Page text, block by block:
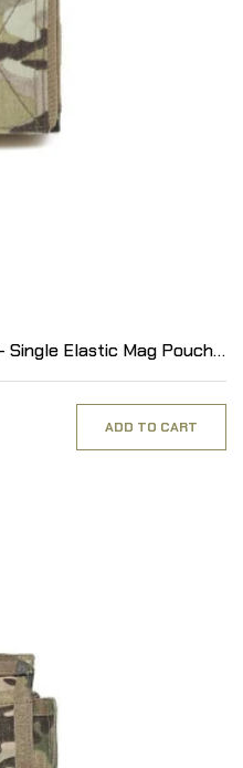
Single Elastic Mag Pouch,
ADD TO CART